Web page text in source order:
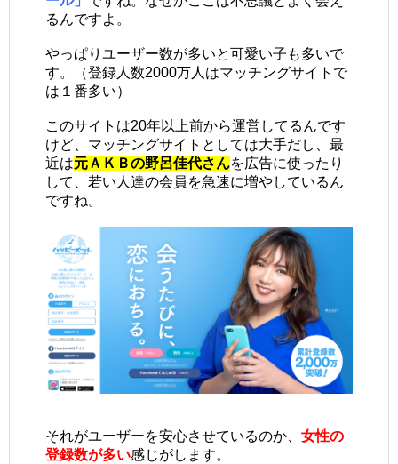
るんですよ。
やっぱりユーザー数が多いと可愛い子も多いで
す。（登録人数2000万人はマッチングサイトで
は１番多い）
このサイトは20年以上前から運営してるんです
けど、マッチングサイトとしては大手だし、最
近は元ＡＫＢの野呂佳代さんを広告に使ったり
して、若い人達の会員を急速に増やしているん
ですね。
それがユーザーを安心させているのか、 女性の
登録数が多い感じがします。